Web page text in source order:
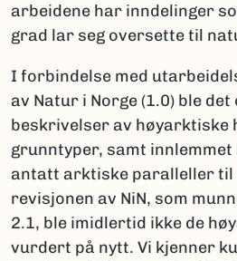
arbeidene har inndelinger
grad lar seg oversette til
I forbindelse med
av Natur i Norge (1.0) ble
beskrivelser av høyarktiske
grunntyper, samt
antatt arktiske paralleller til
revisjonen av NiN, som
2.1, ble imidlertid ikke de
vurdert på nytt. Vi kjenner